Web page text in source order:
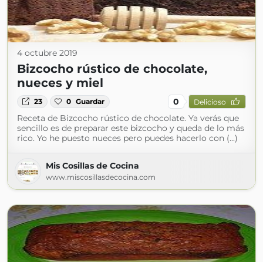
4 octubre 2019
Bizcocho rústico de chocolate,
nueces y miel
23 0 Guardar 0 Delicioso
Receta de Bizcocho rústico de chocolate. Ya verás que
sencillo es de preparar este bizcocho y queda de lo más
rico. Yo he puesto nueces pero puedes hacerlo con (...)
Mis Cosillas de Cocina
www.miscosillasdecocina.com